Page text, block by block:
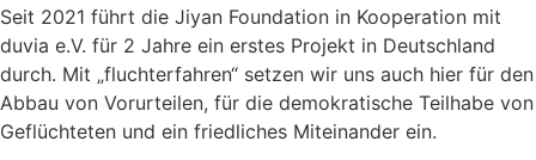
Seit 2021 führt die Jiyan Foundation in Kooperation mit
duvia e.V. für 2 Jahre ein erstes Projekt in Deutschland
durch. Mit „fluchterfahren“ setzen wir uns auch hier für den
Abbau von Vorurteilen, für die demokratische Teilhabe von
Geflüchteten und ein friedliches Miteinander ein.